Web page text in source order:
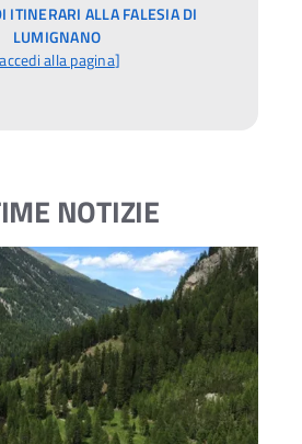
ITINERARI ALLA FALESIA DI
LUMIGNANO
accedi alla pagina]
NOTIZIE